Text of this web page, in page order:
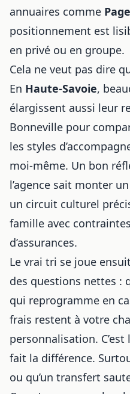
annuaires comme
positionnement est
en privé ou en groupe.
Cela ne veut pas dire
En Haute-Savoie,
élargissent aussi leur
Bonneville pour
les styles
moi-même. Un bon
l’agence sait monter
un circuit culturel
famille avec
d’assurances.
Le vrai tri se joue
des questions nettes :
qui reprogramme en
frais restent à votre
personnalisation. C’est
fait la différence.
ou qu’un transfert